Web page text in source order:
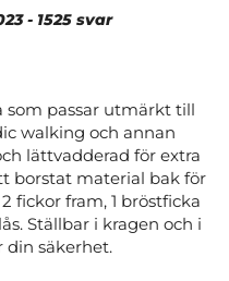
- 1525 svar
som passar utmärkt till
walking och annan
lättvadderad för extra
borstat material bak för
fickor fram, 1 bröstficka
Ställbar i kragen och i
din säkerhet.